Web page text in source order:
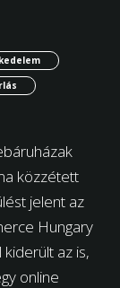
közzétett
jelent az
Hungary
az is,
online